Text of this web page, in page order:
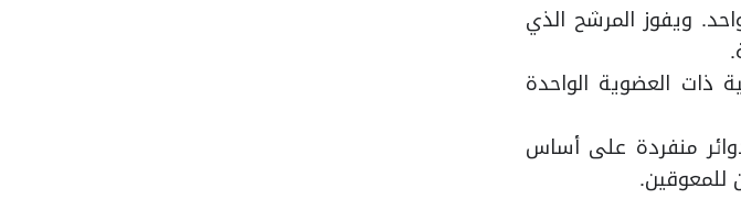
ويفوز المرشح الذي
ذات العضوية الواحدة
عددهم 67 عضوا ينتخب 47 عضوا في دوائر منفردة على أساس